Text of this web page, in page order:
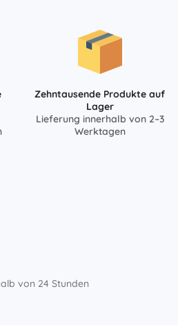
Zehntausende Produkte auf
Lager
Lieferung innerhalb von 2–3
Werktagen
von 24 Stunden